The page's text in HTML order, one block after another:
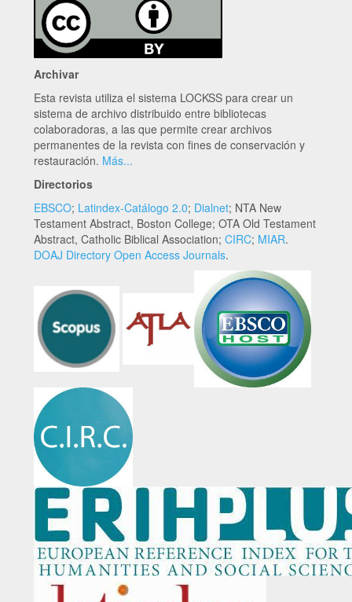
Archivar
Esta revista utiliza el sistema LOCKSS para crear un
sistema de archivo distribuido entre bibliotecas
colaboradoras, a las que permite crear archivos
permanentes de la revista con fines de conservación y
restauración. Más...
Directorios
EBSCO; Latindex-Catálogo 2.0; Dialnet; NTA New
Testament Abstract, Boston College; OTA Old Testament
Abstract, Catholic Biblical Association; CIRC; MIAR.
DOAJ Directory Open Access Journals.